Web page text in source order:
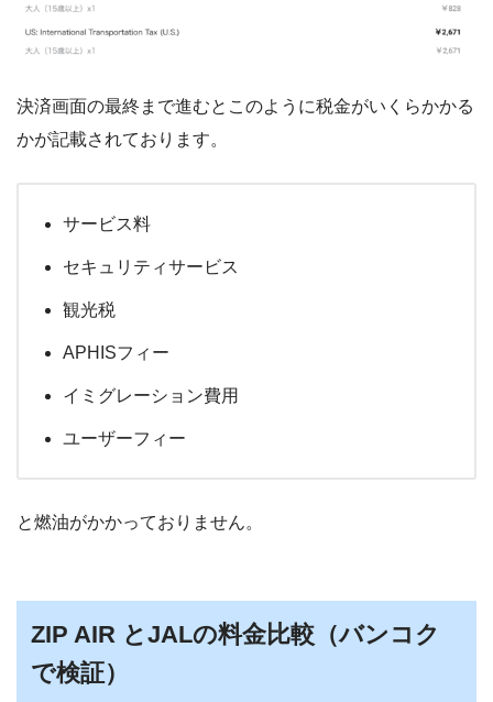
決済画面の最終まで進むとこのように税金がいくらかかる
かが記載されております。
サービス料
セキュリティサービス
観光税
APHISフィー
イミグレーション費用
ユーザーフィー
と燃油がかかっておりません。
ZIP AIR とJALの料金比較（バンコク
で検証）